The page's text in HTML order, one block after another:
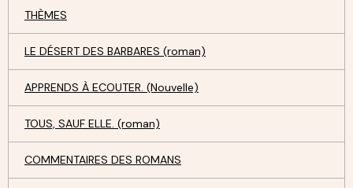
THÈMES
LE DÉSERT DES BARBARES (roman)
APPRENDS À ECOUTER. (Nouvelle)
TOUS, SAUF ELLE. (roman)
COMMENTAIRES DES ROMANS